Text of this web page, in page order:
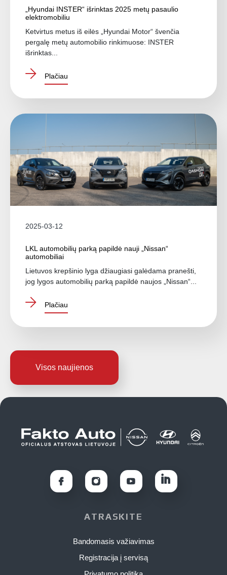
„Hyundai INSTER“ išrinktas 2025 metų pasaulio
elektromobiliu
Ketvirtus metus iš eilės „Hyundai Motor“ švenčia
pergalę metų automobilio rinkimuose: INSTER
išrinktas...
Plačiau
2025-03-12
LKL automobilių parką papildė nauji „Nissan“
automobiliai
Lietuvos krepšinio lyga džiaugiasi galėdama pranešti,
jog lygos automobilių parką papildė naujos „Nissan“...
Plačiau
Visos naujienos
ATRASKITE
Bandomasis važiavimas
Registracija į servisą